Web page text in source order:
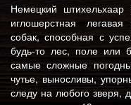
Немецкий
иглошерстная
собак, способная с
будь-то лес, поле или
самые сложные
чутье, выносливы,
следу на любого зверя,